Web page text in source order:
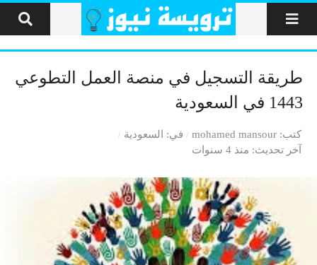
التخطي إلى المحتوى
طريقة التسجيل في منصة العمل التطوعي
1443 في السعودية
كتب mohamed mansour في السعودية
آخر تحديث منذ 4 سنوات